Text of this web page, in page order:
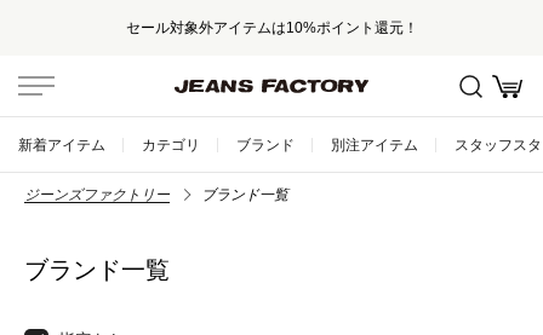
セール対象外アイテムは10%ポイント還元！
新着アイテム カテゴリ ブランド 別注アイテム スタッフス
ジーンズファクトリー ブランド一覧
ブランド一覧